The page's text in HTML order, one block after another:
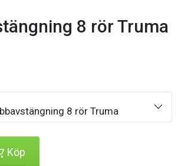
8 rör Truma
8 rör Truma
Köp